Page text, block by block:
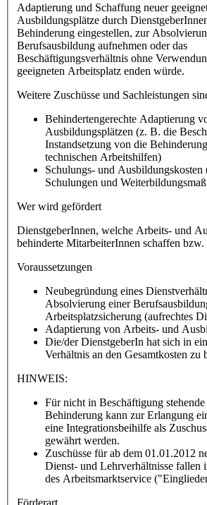
Adaptierung und Schaffung neuer
Ausbildungsplätze durch
Behinderung eingestellen, zur
Berufsausbildung aufnehmen oder das
Beschäftigungsverhältnis ohne
geeigneten Arbeitsplatz enden würde.
Weitere Zuschüsse und Sachleistungen
Behindertengerechte Adaptierung
Ausbildungsplätzen (z. B. die
Instandsetzung von die
technischen Arbeitshilfen)
Schulungs- und Ausbildungskosten
Schulungen und
Wer wird gefördert
DienstgeberInnen, welche Arbeits- und
behinderte MitarbeiterInnen schaffen bzw.
Voraussetzungen
Neubegründung eines
Absolvierung einer
Arbeitsplatzsicherung (aufrechtes
Adaptierung von Arbeits- und
Die/der DienstgeberIn hat sich in
Verhältnis an den Gesamtkosten zu
HINWEIS:
Für nicht in Beschäftigung
Behinderung kann zur Erlangung
eine Integrationsbeihilfe als
gewährt werden.
Zuschüsse für ab dem 01.01.2012
Dienst- und Lehrverhältnisse fallen
des Arbeitsmarktservice
Förderart